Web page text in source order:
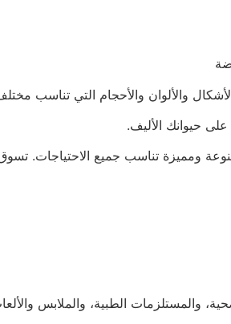
على حيوانك الأليف.
ومميزة تناسب جميع الاحتياجات. تسوق